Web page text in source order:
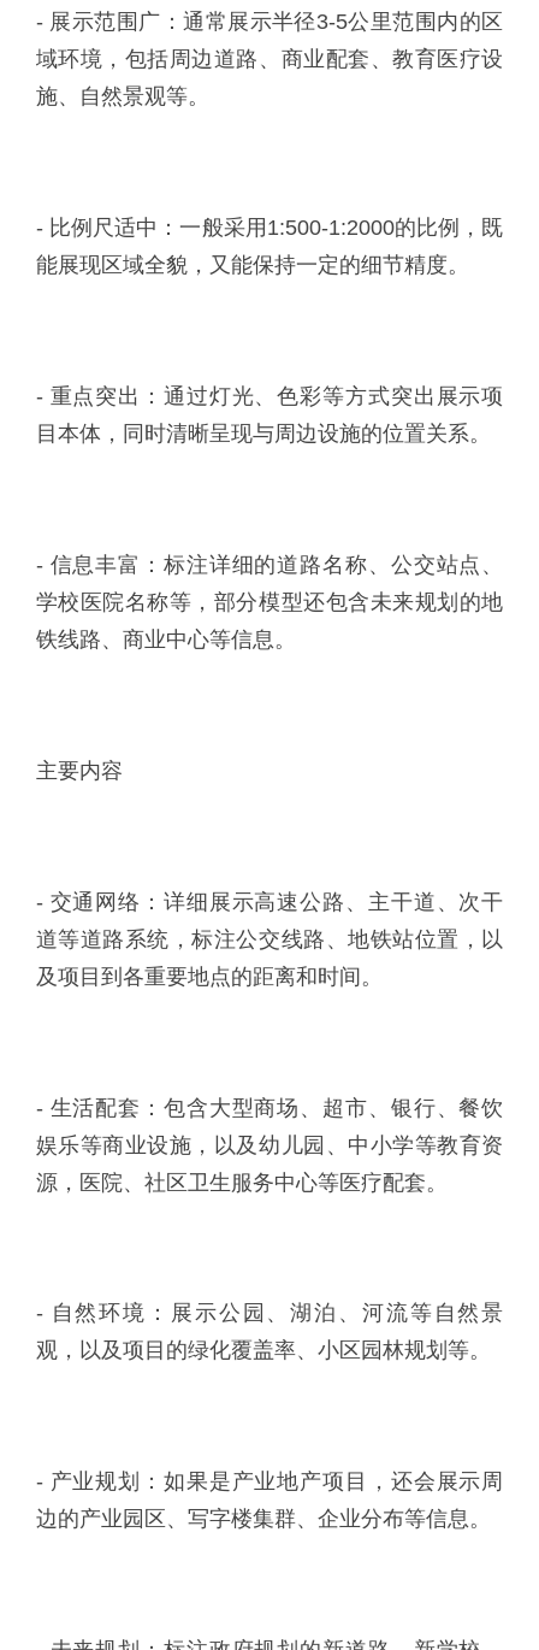
- 展示范围广：通常展示半径3-5公里范围内的区
域环境，包括周边道路、商业配套、教育医疗设
施、自然景观等。
- 比例尺适中：一般采用1:500-1:2000的比例，既
能展现区域全貌，又能保持一定的细节精度。
- 重点突出：通过灯光、色彩等方式突出展示项
目本体，同时清晰呈现与周边设施的位置关系。
- 信息丰富：标注详细的道路名称、公交站点、
学校医院名称等，部分模型还包含未来规划的地
铁线路、商业中心等信息。
主要内容
- 交通网络：详细展示高速公路、主干道、次干
道等道路系统，标注公交线路、地铁站位置，以
及项目到各重要地点的距离和时间。
- 生活配套：包含大型商场、超市、银行、餐饮
娱乐等商业设施，以及幼儿园、中小学等教育资
源，医院、社区卫生服务中心等医疗配套。
- 自然环境：展示公园、湖泊、河流等自然景
观，以及项目的绿化覆盖率、小区园林规划等。
- 产业规划：如果是产业地产项目，还会展示周
边的产业园区、写字楼集群、企业分布等信息。